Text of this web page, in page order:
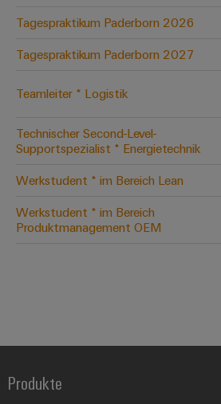
Tagespraktikum Paderborn 2026
Tagespraktikum Paderborn 2027
Teamleiter * Logistik
Technischer Second-Level-
Supportspezialist * Energietechnik
Werkstudent * im Bereich Lean
Werkstudent * im Bereich
Produktmanagement OEM
Produkte